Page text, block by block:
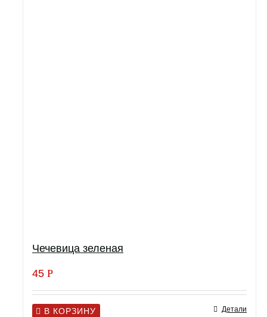
Чечевица зеленая
45 Р
В КОРЗИНУ Детали